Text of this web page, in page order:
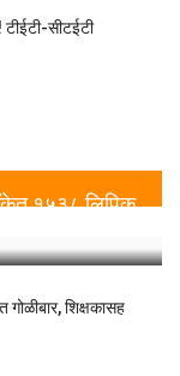
टीईटी-सीटईटी
१५३८ लिपिक...
शिक्षकासह